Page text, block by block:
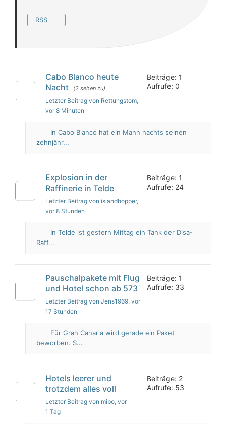
RSS
Cabo Blanco heute
Nacht
(2 sehen zu)
Letzter Beitrag von Rettungstom,
vor 8 Minuten
Beiträge: 1
Aufrufe: 0
In Cabo Blanco hat ein Mann nachts seinen
zehnjähr...
Explosion in der
Raffinerie in Telde
Letzter Beitrag von islandhopper,
vor 8 Stunden
Beiträge: 1
Aufrufe: 24
In Telde ist gestern Mittag ein Tank der Disa-
Raff...
Pauschalpakete mit Flug
und Hotel schon ab 573
Letzter Beitrag von Jens1969, vor
17 Stunden
Beiträge: 1
Aufrufe: 33
Für Gran Canaria wird gerade ein Paket
beworben. S...
Hotels leerer und
trotzdem alles voll
Letzter Beitrag von mibo, vor
1 Tag
Beiträge: 2
Aufrufe: 53